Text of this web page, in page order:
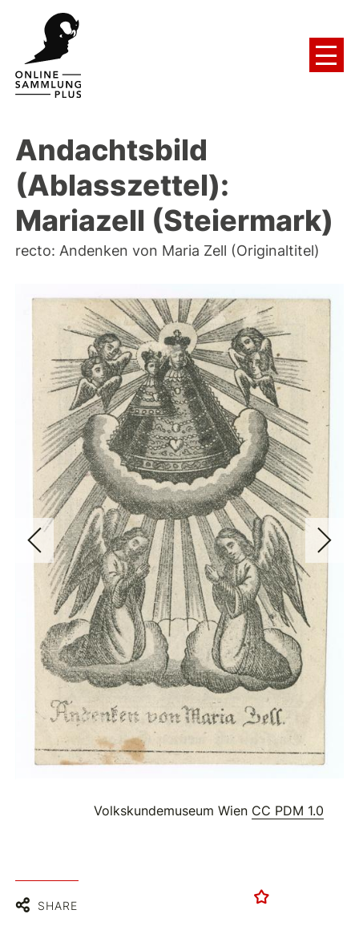
Andachtsbild
(Ablasszettel):
Mariazell (Steiermark)
recto: Andenken von Maria Zell (Originaltitel)
Volkskundemuseum Wien CC PDM 1.0
SHARE